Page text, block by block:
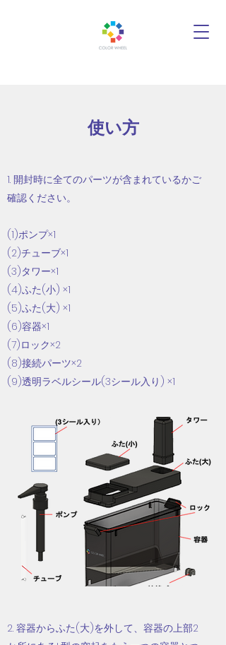
使い方
1. 開封時に全てのパーツが含まれているかご
確認ください。
(1)ポンプ×1
(2)チューブ×1
(3)タワー×1
(4)ふた(小) ×1
(5)ふた(大) ×1
(6)容器×1
(7)ロック×2
(8)接続パーツ×2
(9)透明ラベルシール(3シール入り) ×1
2. 容器からふた(大)を外して、容器の上部2